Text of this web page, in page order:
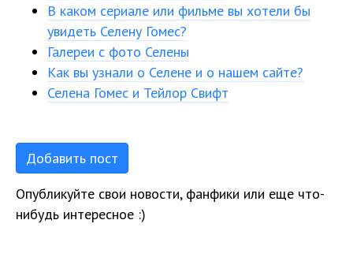
В каком сериале или фильме вы хотели бы
увидеть Селену Гомес?
Галереи с фото Селены
Как вы узнали о Селене и о нашем сайте?
Селена Гомес и Тейлор Свифт
Добавить пост
Опубликуйте свои новости, фанфики или еще что-
нибудь интересное :)